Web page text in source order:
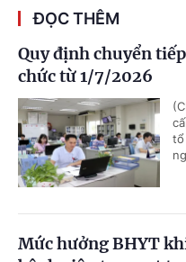
ĐỌC THÊM
Quy định chuyển
chức từ 1/7/2026
tổ
Mức hưởng BHYT